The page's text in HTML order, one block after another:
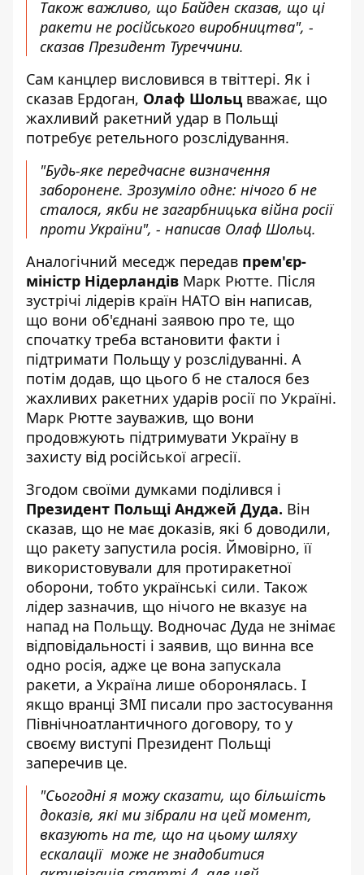
Також важливо, що Байден сказав, що ці
ракети не російського виробництва", -
сказав Президент Туреччини.
Сам канцлер висловився в твіттері. Як і
сказав Ердоган, Олаф Шольцвважає, що
жахливий ракетний удар в Польщі
потребує ретельного розслідування.
"Будь-яке передчасне визначення
заборонене. Зрозуміло одне: нічого б не
сталося, якби не загарбницька війна росії
проти України", - написав Олаф Шольц.
Аналогічний меседж передав прем'єр-
міністр Нідерландів Марк Рютте. Після
зустрічі лідерів країн НАТО він написав,
що вони об'єднані заявою про те, що
спочатку треба встановити факти і
підтримати Польщу у розслідуванні. А
потім додав, що цього б не сталося без
жахливих ракетних ударів росії по Україні.
Марк Рютте зауважив, що вони
продовжують підтримувати Україну в
захисту від російської агресії.
Згодом своїми думками поділився і
Президент Польщі Анджей Дуда. Він
сказав, що не має доказів, які б доводили,
що ракету запустила росія. Ймовірно, її
використовували для протиракетної
оборони, тобто українські сили. Також
лідер зазначив, що нічого не вказує на
напад на Польщу. Водночас Дуда не знімає
відповідальності і заявив, що винна все
одно росія, адже це вона запускала
ракети, а Україна лише оборонялась. І
якщо вранці ЗМІ писали про застосування
Північноатлантичного договору, то у
своєму виступі Президент Польщі
заперечив це.
"Сьогодні я можу сказати, що більшість
доказів, які ми зібрали на цей момент,
вказують на те, що на цьому шляху
ескалації може не знадобитися